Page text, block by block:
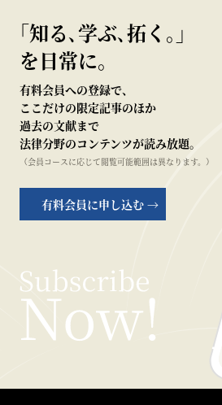
｢知る､学ぶ､拓く｡｣
を日常に。
有料会員への登録で、
ここだけの限定記事のほか
過去の文献まで
法律分野のコンテンツが読み放題。
（会員コースに応じて閲覧可能範囲は異なります。）
有料会員に申し込む →